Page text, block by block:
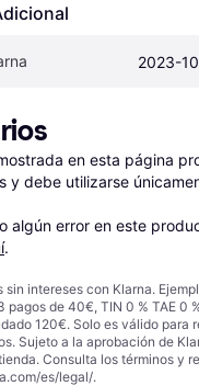
2023-
en esta página
y debe utilizarse
algún error en este
.
sin intereses con Klarna.
pagos de 40€, TIN 0 % TAE 0
120€. Solo es válido para
Sujeto a la aprobación de
Consulta los términos y
es/legal/.